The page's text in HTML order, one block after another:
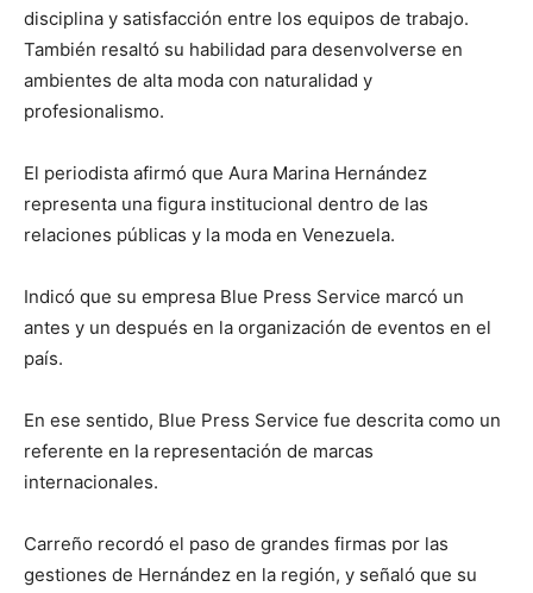
disciplina y satisfacción entre los equipos de trabajo.
También resaltó su habilidad para desenvolverse en
ambientes de alta moda con naturalidad y
profesionalismo.
El periodista afirmó que Aura Marina Hernández
representa una figura institucional dentro de las
relaciones públicas y la moda en Venezuela.
Indicó que su empresa Blue Press Service marcó un
antes y un después en la organización de eventos en el
país.
En ese sentido, Blue Press Service fue descrita como un
referente en la representación de marcas
internacionales.
Carreño recordó el paso de grandes firmas por las
gestiones de Hernández en la región, y señaló que su